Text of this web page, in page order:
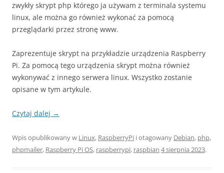
zwykły skrypt php którego ja używam z terminala systemu
linux, ale można go również wykonać za pomocą
przeglądarki przez stronę www.
Zaprezentuje skrypt na przykładzie urządzenia Raspberry
Pi. Za pomocą tego urządzenia skrypt można również
wykonywać z innego serwera linux. Wszystko zostanie
opisane w tym artykule.
Czytaj dalej →
Wpis opublikowany w Linux, RaspberryPi i otagowany Debian, php,
phpmailer, Raspberry Pi OS, raspberrypi, raspbian 4 sierpnia 2023.